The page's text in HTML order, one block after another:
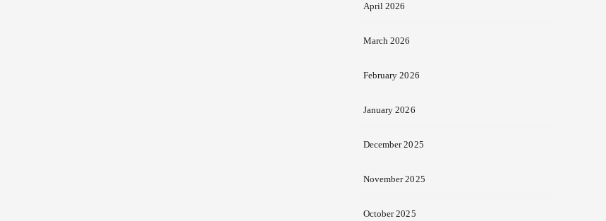
April 2026
March 2026
February 2026
January 2026
December 2025
November 2025
October 2025